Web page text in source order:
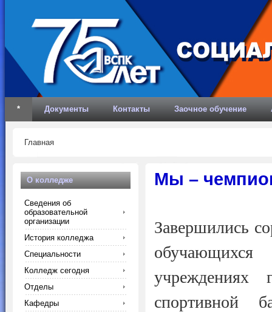
* Документы Контакты Заочное обучение
Главная
Мы –
Завершились
обучающихся
учреждениях
спортивной
О колледже
Сведения об
образовательной
организации
История колледжа
Специальности
Колледж сегодня
Отделы
Кафедры